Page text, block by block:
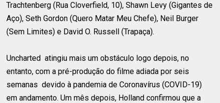
Trachtenberg (Rua Cloverfield, 10), Shawn Levy (Gigantes de
Aço), Seth Gordon (Quero Matar Meu Chefe), Neil Burger
(Sem Limites) e David O. Russell (Trapaça).
Uncharted atingiu mais um obstáculo logo depois, no
entanto, com a pré-produção do filme adiada por seis
semanas devido à pandemia de Coronavírus (COVID-19)
em andamento. Um mês depois, Holland confirmou que a